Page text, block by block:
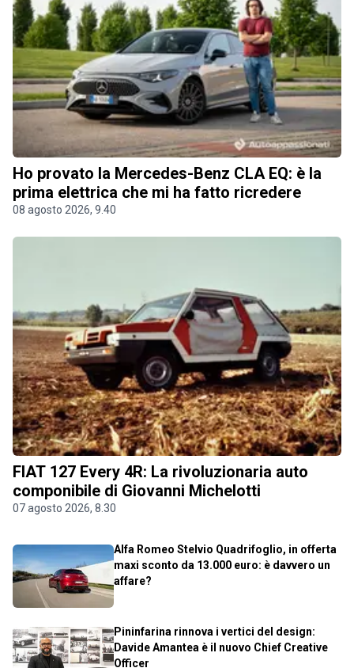
Ho provato la Mercedes-Benz CLA EQ: è la
prima elettrica che mi ha fatto ricredere
08 agosto 2026, 9.40
FIAT 127 Every 4R: La rivoluzionaria auto
componibile di Giovanni Michelotti
07 agosto 2026, 8.30
Alfa Romeo Stelvio Quadrifoglio, in offerta
maxi sconto da 13.000 euro: è davvero un
affare?
Pininfarina rinnova i vertici del design:
Davide Amantea è il nuovo Chief Creative
Officer